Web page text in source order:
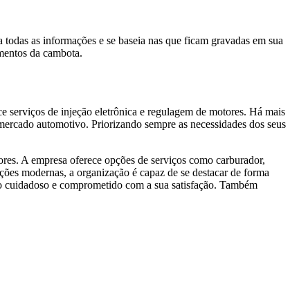
as informações e se baseia nas que ficam gravadas em sua
da cambota.
serviços de injeção eletrônica e regulagem de motores. Há mais
automotivo. Priorizando sempre as necessidades dos seus
A empresa oferece opções de serviços como carburador,
modernas, a organização é capaz de se destacar de forma
e comprometido com a sua satisfação. Também